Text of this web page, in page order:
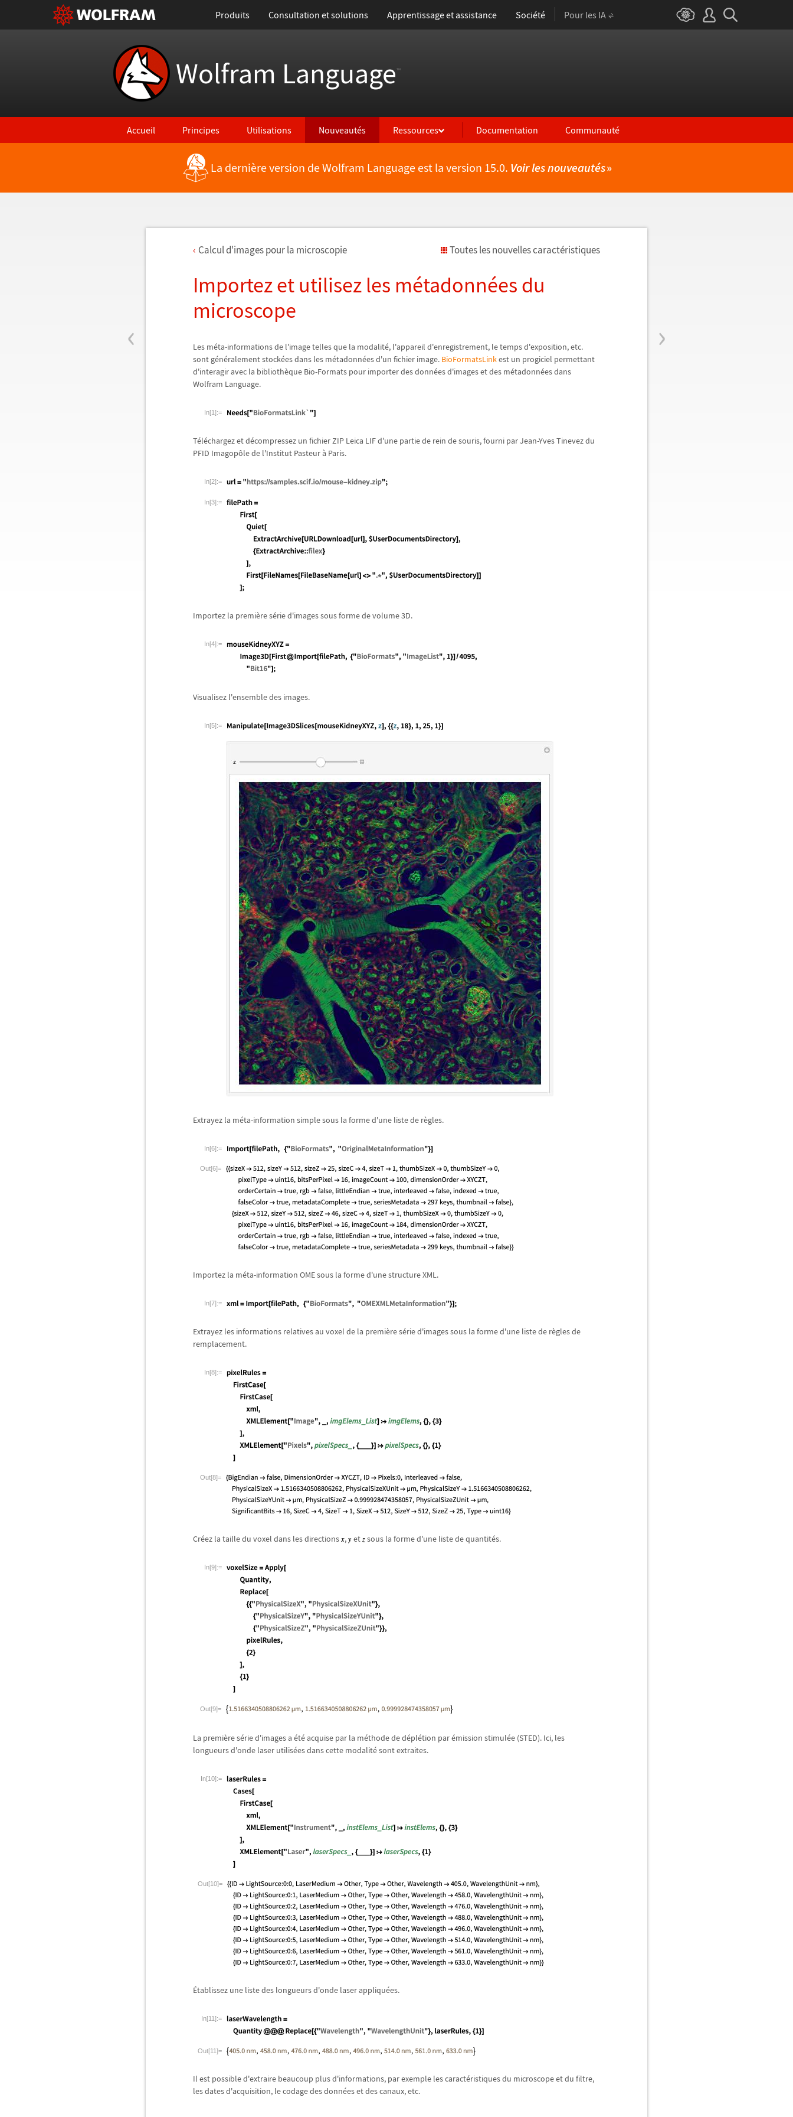
Produits Consultation et solutions Apprentissage et assistance Société Pour les IA
Wolfram Language™
Accueil Principes Utilisations Nouveautés Ressources Documentation Communauté
La dernière version de Wolfram Language est la version 15.0. Voir les nouveautés»
‹ ›
Calcul d'images pour la microscopie Toutes les nouvelles caractéristiques
Importez et utilisez les métadonnées du
microscope
Les méta-informations de l'image telles que la modalité, l'appareil d'enregistrement, le temps d'exposition, etc.
sont généralement stockées dans les métadonnées d'un fichier image. BioFormatsLinkest un progiciel permettant
d'interagir avec la bibliothèque Bio-Formats pour importer des données d'images et des métadonnées dans
Wolfram Language.
In[1]:=
Téléchargez et décompressez un fichier ZIP Leica LIF d'une partie de rein de souris, fourni par Jean-Yves Tinevez du
PFID Imagopôle de l'Institut Pasteurà Paris.
In[2]:=
In[3]:=
Importez la première série d'images sous forme de volume 3D.
In[4]:=
Visualisez l'ensemble des images.
In[5]:=
Extrayez la méta-information simple sous la forme d'une liste de règles.
In[6]:=
Out[6]=
Importez la méta-information OME sous la forme d'une structure XML.
In[7]:=
Extrayez les informations relatives au voxel de la première série d'images sous la forme d'une liste de règles de
remplacement.
In[8]:=
Out[8]=
Créez la taille du voxel dans les directions , et sous la forme d'une liste de quantités.
In[9]:=
Out[9]=
La première série d'images a étéacquise par la méthode de déplétion parémission stimulée (STED). Ici, les
longueurs d'onde laser utilisées dans cette modalitésont extraites.
In[10]:=
Out[10]=
Établissez une liste des longueurs d'onde laser appliquées.
In[11]:=
Out[11]=
Il est possible d'extraire beaucoup plus d'informations, par exemple les caractéristiques du microscope et du filtre,
les dates d'acquisition, le codage des données et des canaux, etc.